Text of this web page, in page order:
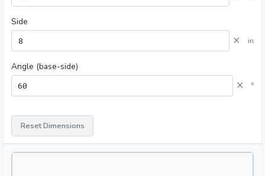
Side
× in
Angle (base-side)
× °
Reset Dimensions